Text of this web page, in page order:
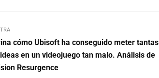
cómo Ubisoft ha conseguido meter tantas
en un videojuego tan malo. Análisis de
Resurgence